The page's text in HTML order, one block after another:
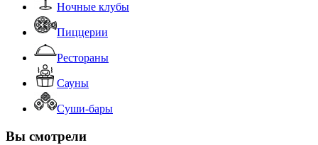
Ночные клубы
Пиццерии
Рестораны
Сауны
Суши-бары
Вы смотрели